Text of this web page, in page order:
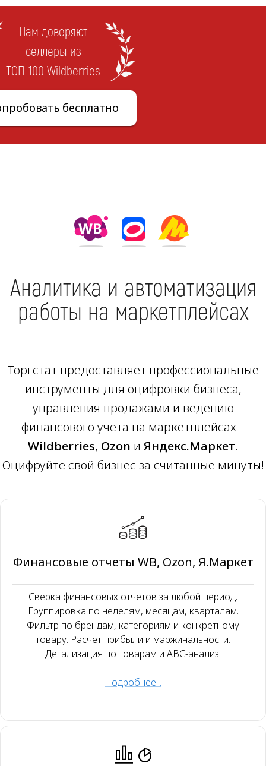
Нам доверяют
селлеры из
ТОП-100 Wildberries
бесплатно
Аналитика и автоматизация
работы на маркетплейсах
Торгстат предоставляет профессиональные
инструменты для оцифровки бизнеса,
управления продажами и ведению
финансового учета на маркетплейсах –
Wildberries, Ozon и Яндекс.Маркет.
Оцифруйте свой бизнес за считанные минуты!
Финансовые отчеты WB, Ozon, Я.Маркет
Сверка финансовых отчетов за любой период.
Группировка по неделям, месяцам, кварталам.
Фильтр по брендам, категориям и конкретному
товару. Расчет прибыли и маржинальности.
Детализация по товарам и ABC-анализ.
Подробнее...